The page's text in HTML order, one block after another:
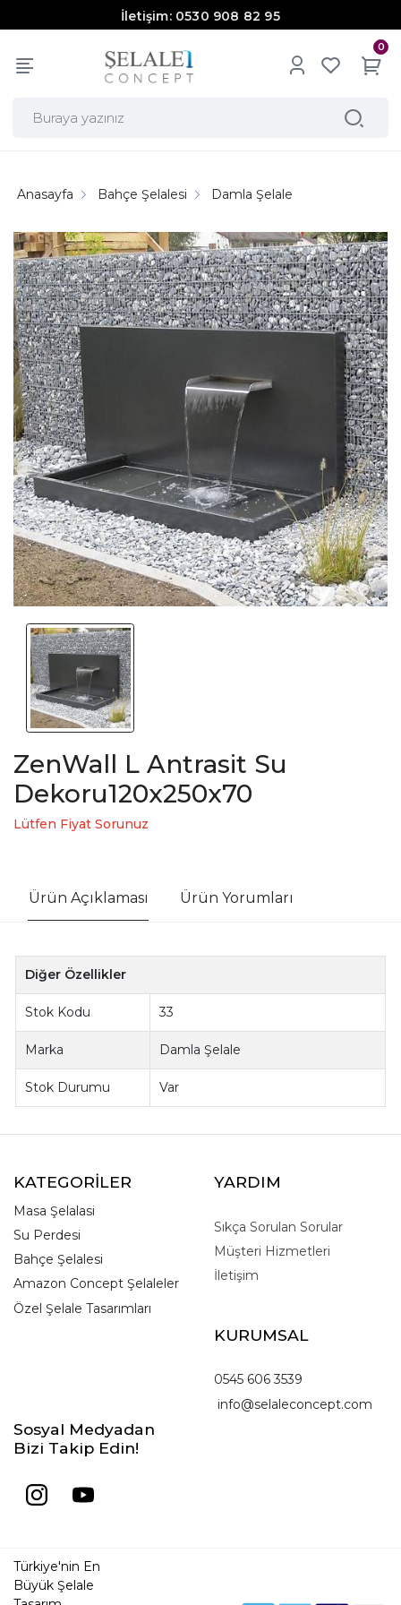
İletişim: 0530 908 82 95
0
Anasayfa Bahçe Şelalesi Damla Şelale
ZenWall L Antrasit Su
Dekoru120x250x70
Lütfen Fiyat Sorunuz
Ürün Açıklaması Ürün Yorumları
Diğer Özellikler
Stok Kodu 33
Marka Damla Şelale
Stok Durumu Var
KATEGORİLER
Masa Şelalasi
Su Perdesi
Bahçe Şelalesi
Amazon Concept Şelaleler
Özel Şelale Tasarımları
YARDIM
Sıkça Sorulan Sorular
Müşteri Hizmetleri
İletişim
KURUMSAL
0545 606 3539
info@selaleconcept.com
Sosyal Medyadan
Bizi Takip Edin!
Türkiye'nin En
Büyük Şelale